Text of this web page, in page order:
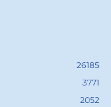
26185
3771
2052